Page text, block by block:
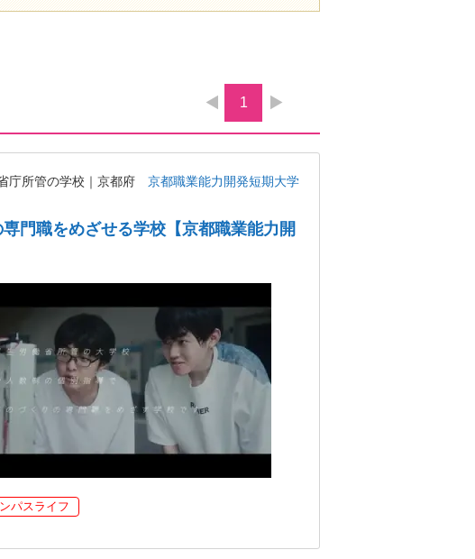
1
庁所管の学校｜京都府
京都職業能力開発短期大学
専門職をめざせる学校【京都職業能力開
パスライフ